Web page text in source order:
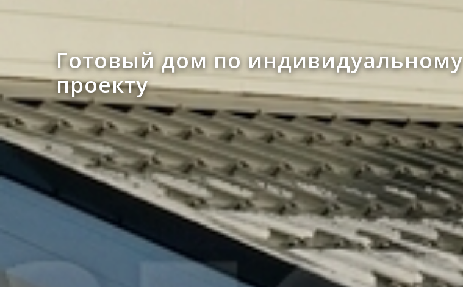
Готовый дом по индивидуальному
проекту